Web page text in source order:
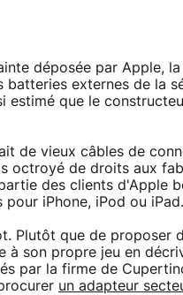
déposée par Apple,
externes de la
estimé que le
de vieux câbles de
octroyé de droits aux
des clients d'Apple
iPhone, iPod ou iPad.
Plutôt que de proposer
à son propre jeu en
par la firme de
un adapteur